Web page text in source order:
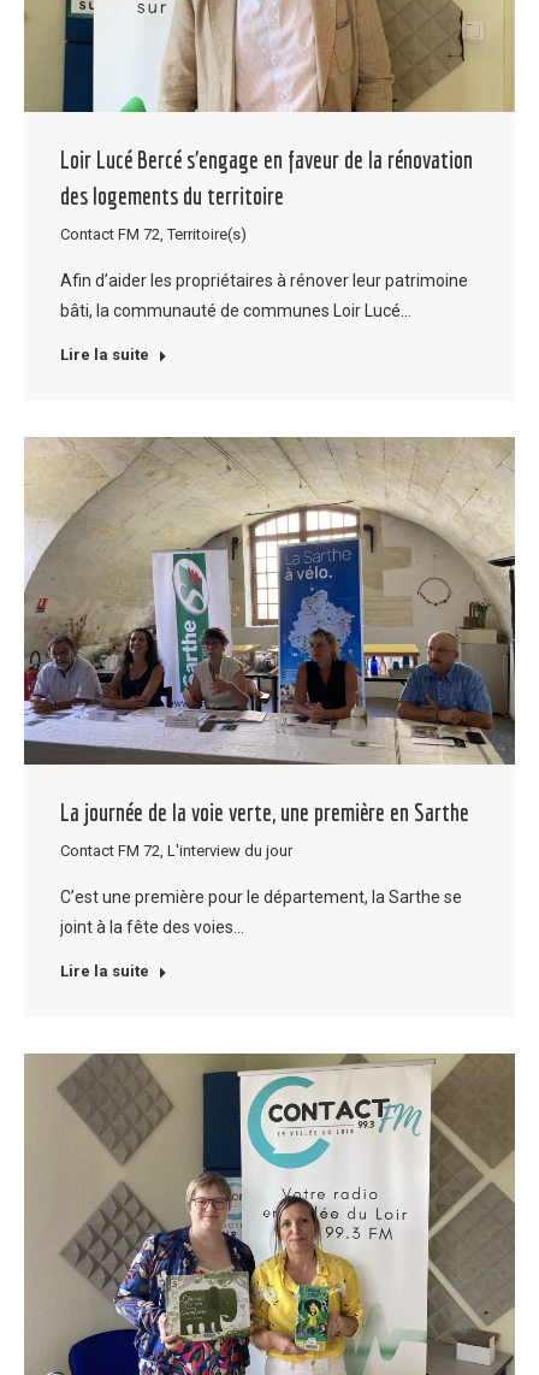
Loir Lucé Bercé s’engage en faveur de la rénovation
des logements du territoire
Contact FM 72 ,Territoire(s)
Afin d’aider les propriétaires à rénover leur patrimoine
bâti, la communauté de communes Loir Lucé…
Lire la suite
La journée de la voie verte, une première en Sarthe
Contact FM 72 L'interview du jour
C’est une première pour le département, la Sarthe se
joint à la fête des voies…
Lire la suite